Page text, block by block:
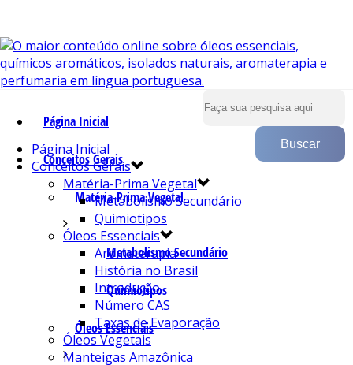
Página Inicial
Conceitos Gerais
Matéria-Prima Vegetal
Metabolismo Secundário
Quimiotipos
Óleos Essenciais
Página Inicial
Conceitos Gerais
Matéria-Prima Vegetal
Metabolismo Secundário
Quimiotipos
Óleos Essenciais
Aromaterapia
História no Brasil
Introdução
Número CAS
Taxas de Evaporação
Óleos Vegetais
Manteigas Amazônica